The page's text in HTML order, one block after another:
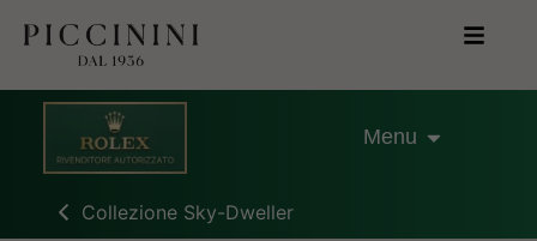
Menu
Collezione Sky-Dweller